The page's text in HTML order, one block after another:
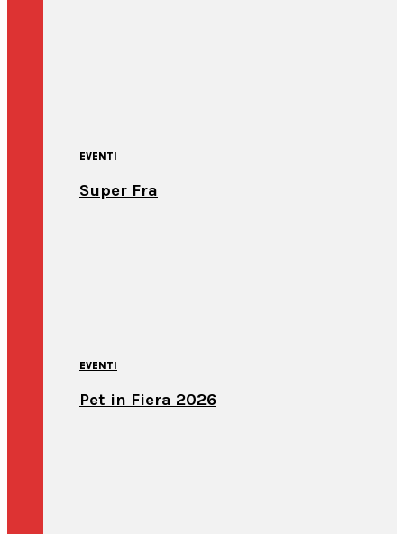
EVENTI
Super Fra
EVENTI
Pet in Fiera 2026